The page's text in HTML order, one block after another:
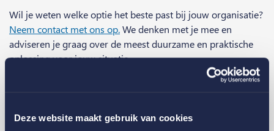
Deze website maakt gebruik van cookies
Wil je weten welke optie het beste past bij jouw organisatie?
Neem contact met ons op.We denken met je mee en
adviseren je graag over de meest duurzame en praktische
oplossing voor jouw situatie.